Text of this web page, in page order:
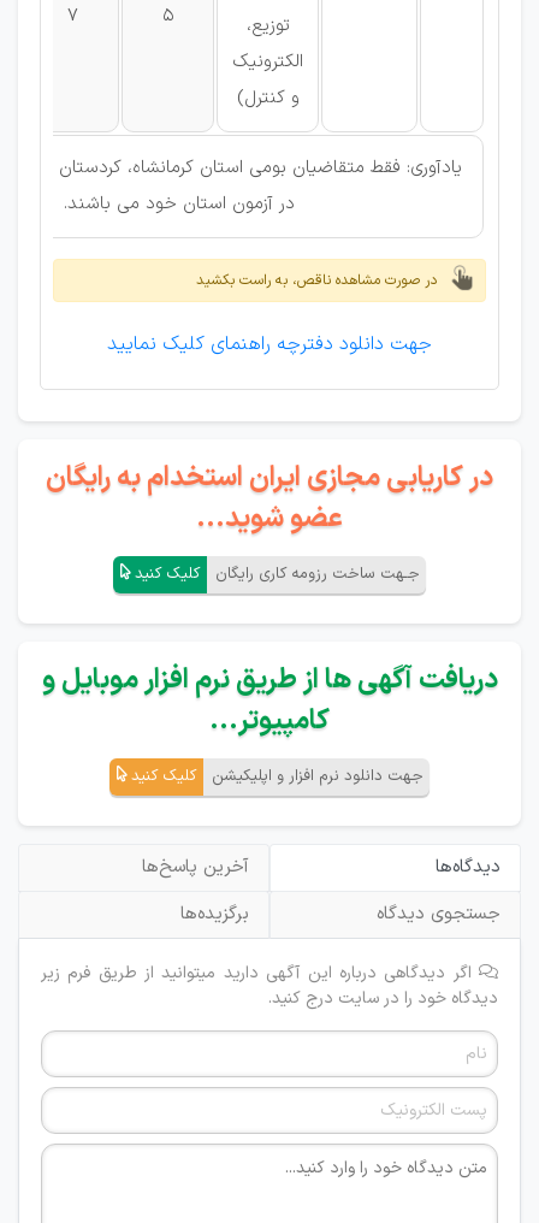
توزیع،
الکترونیک
و کنترل)
5
7
یادآوری: فقط متقاضیان بومی استان کرمانشاه، کردستان و
در آزمون استان خود می باشند.
در صورت مشاهده ناقص، به راست بکشید
جهت دانلود دفترچه راهنمای کلیک نمایید
در کاریابی مجازی ایران استخدام به رایگان
عضو شوید...
جـهت ساخت رزومه کاری رایگان کلیک کنید
دریافت آگهی ها از طریق نرم افزار موبایل و
کامپیوتر...
جهت دانلود نرم افزار و اپلیکیشن کلیک کنید
دیدگاه‌ها
آخرین پاسخ‌ها
جستجوی دیدگاه
برگزیده‌ها
اگر دیدگاهی درباره این آگهی دارید میتوانید از طریق فرم زیر
دیدگاه خود را در سایت درج کنید.